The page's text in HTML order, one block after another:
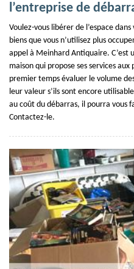
l’entreprise de
Voulez-vous libérer de l’espace
biens que vous n’utilisez plus
appel à Meinhard Antiquaire. C’est
maison qui propose ses services
premier temps évaluer le volume
leur valeur s’ils sont encore
au coût du débarras, il pourra vous
Contactez-le.